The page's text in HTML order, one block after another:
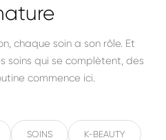
chaque soin a son rôle. Et
soins qui se complètent, des
commence ici.
SOINS K-BEAUTY